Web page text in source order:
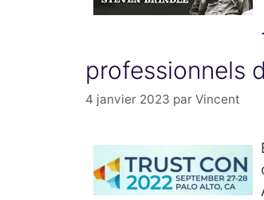
professionnels
4 janvier 2023 par Vincent